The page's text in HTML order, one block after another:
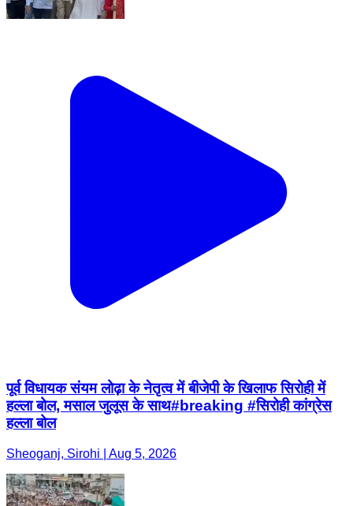
पूर्व विधायक संयम लोढ़ा के नेतृत्व में बीजेपी के खिलाफ सिरोही में
हल्ला बोल, मसाल जुलूस के साथ#breaking #सिरोही कांग्रेस
हल्ला बोल
Sheoganj, Sirohi | Aug 5, 2026